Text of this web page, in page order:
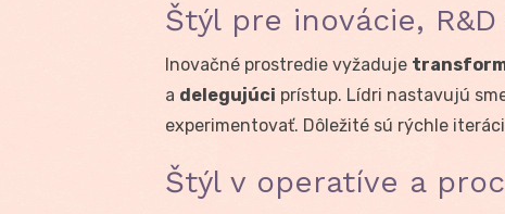
Štýl pre inovácie,
Inovačné prostredie vyžaduje
a delegujúci prístup. Lídri nastavujú
experimentovať. Dôležité sú rýchle
Štýl v operatíve a